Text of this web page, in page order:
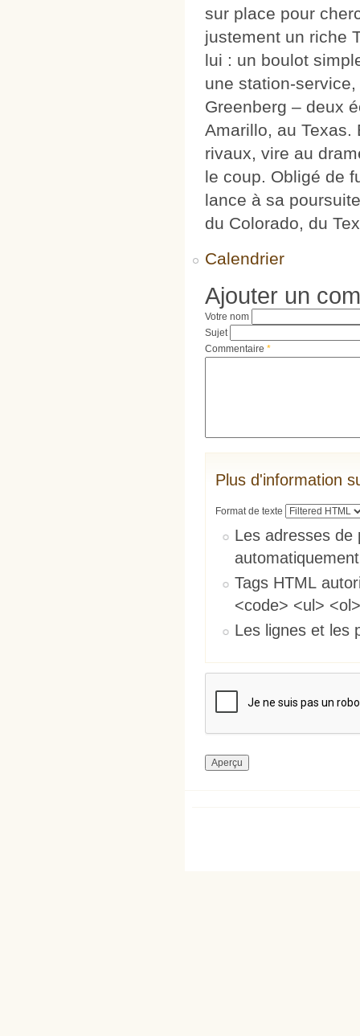
sur place pour
justement un riche
lui : un boulot
une station-
Greenberg – deux
Amarillo, au Texas.
rivaux, vire au
le coup. Obligé de
lance à sa
du Colorado, du
Calendrier
Ajouter un
Votre nom
Sujet
Commentaire *
Plus d'information
Format de texte
Les adresses de
Tags HTML
<code> <ul>
Les lignes et les